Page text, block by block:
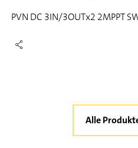
PVN DC 3IN/3OUTx2 2MPPT
Alle